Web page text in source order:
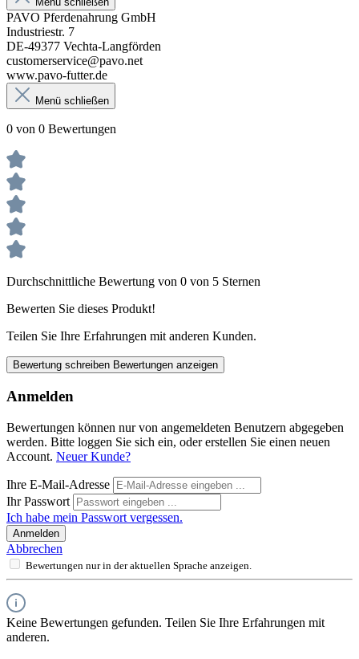
PAVO Pferdenahrung GmbH
Industriestr. 7
DE-49377 Vechta-Langförden
customerservice@pavo.net
www.pavo-futter.de
Menü schließen
0 von 0 Bewertungen
Durchschnittliche Bewertung von 0 von 5 Sternen
Bewerten Sie dieses Produkt!
Teilen Sie Ihre Erfahrungen mit anderen Kunden.
Bewertung schreiben Bewertungen anzeigen
Anmelden
Bewertungen können nur von angemeldeten Benutzern abgegeben
werden. Bitte loggen Sie sich ein, oder erstellen Sie einen neuen
Account. Neuer Kunde?
Ihre E-Mail-Adresse
Ihr Passwort
Ich habe mein Passwort vergessen.
Anmelden
Abbrechen
Bewertungen nur in der aktuellen Sprache anzeigen.
Keine Bewertungen gefunden. Teilen Sie Ihre Erfahrungen mit
anderen.